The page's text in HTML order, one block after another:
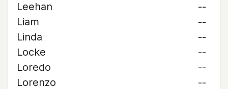
Leehan
--
Liam
--
Linda
--
Locke
--
Loredo
--
Lorenzo
--